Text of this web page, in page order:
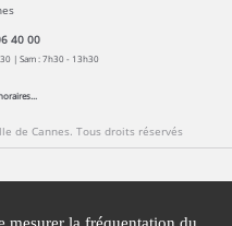
40 00
| Sam : 7h30 - 13h30
de Cannes. Tous droits réservés